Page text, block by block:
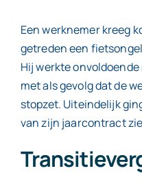
Een werknemer kreeg
getreden een
Hij werkte
met als gevolg dat de
stopzet. Uiteindelijk
van zijn jaarcontract